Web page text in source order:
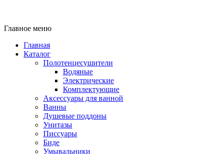
Главное меню
Главная
Каталог
Полотенцесушители
Водяные
Электрические
Комплектующие
Аксессуары для ванной
Ванны
Душевые поддоны
Унитазы
Писсуары
Биде
Умывальники